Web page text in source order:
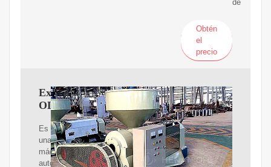
de
Obtén
el
precio
Extractora
OLIOMIO
Es
una
máquina
automáticas